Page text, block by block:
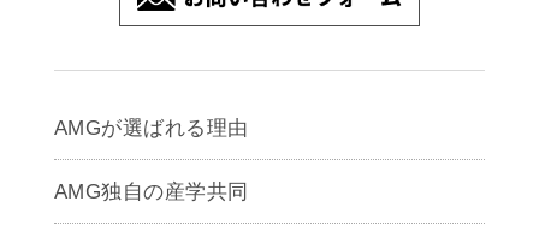
AMGが選ばれる理由
AMG独自の産学共同